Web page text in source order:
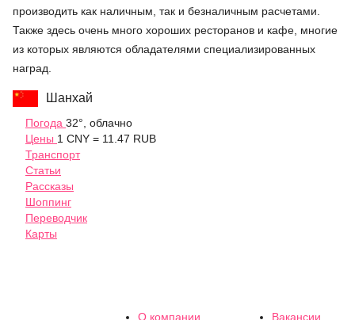
производить как наличным, так и безналичным расчетами.
Также здесь очень много хороших ресторанов и кафе, многие
из которых являются обладателями специализированных
наград.
Шанхай
Погода 32°, облачно
Цены 1 CNY = 11.47 RUB
Транспорт
Статьи
Рассказы
Шоппинг
Переводчик
Карты
О компании Вакансии